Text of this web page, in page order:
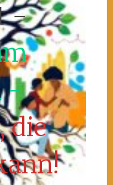
-
-
die